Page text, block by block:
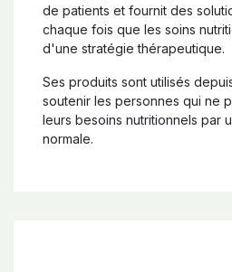
de patients et fournit des
chaque fois que les soins
d'une stratégie thérapeutique.
Ses produits sont utilisés
soutenir les personnes qui ne
leurs besoins nutritionnels par
normale.